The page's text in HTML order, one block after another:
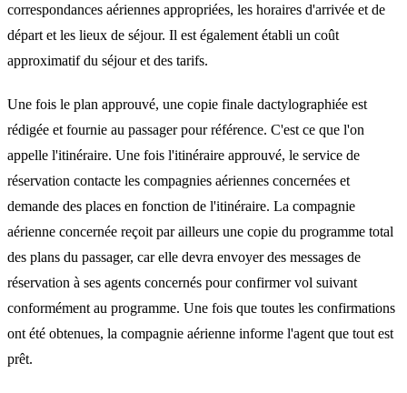
correspondances aériennes appropriées, les horaires d'arrivée et de
départ et les lieux de séjour. Il est également établi un coût
approximatif du séjour et des tarifs.
Une fois le plan approuvé, une copie finale dactylographiée est
rédigée et fournie au passager pour référence. C'est ce que l'on
appelle l'itinéraire. Une fois l'itinéraire approuvé, le service de
réservation contacte les compagnies aériennes concernées et
demande des places en fonction de l'itinéraire. La compagnie
aérienne concernée reçoit par ailleurs une copie du programme total
des plans du passager, car elle devra envoyer des messages de
réservation à ses agents concernés pour confirmer vol suivant
conformément au programme. Une fois que toutes les confirmations
ont été obtenues, la compagnie aérienne informe l'agent que tout est
prêt.